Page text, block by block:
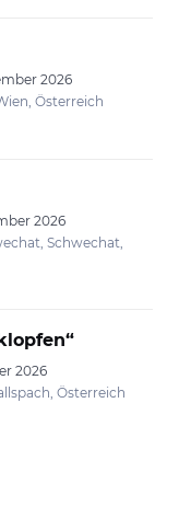
2026
Österreich
2026
Schwechat,
2026
Österreich